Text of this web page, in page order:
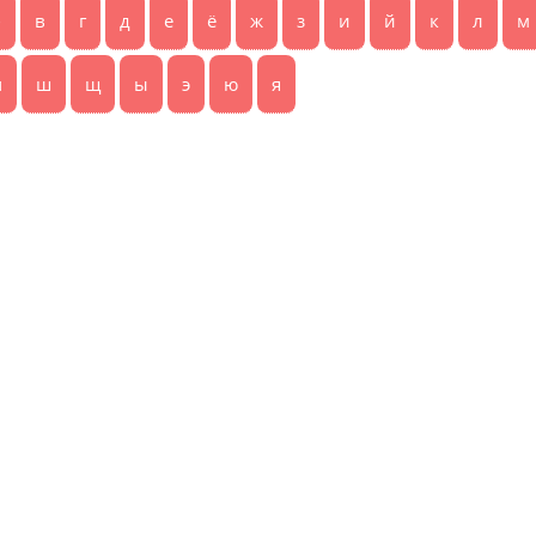
в г д е ё ж з и й к л м
ш щ ы э ю я